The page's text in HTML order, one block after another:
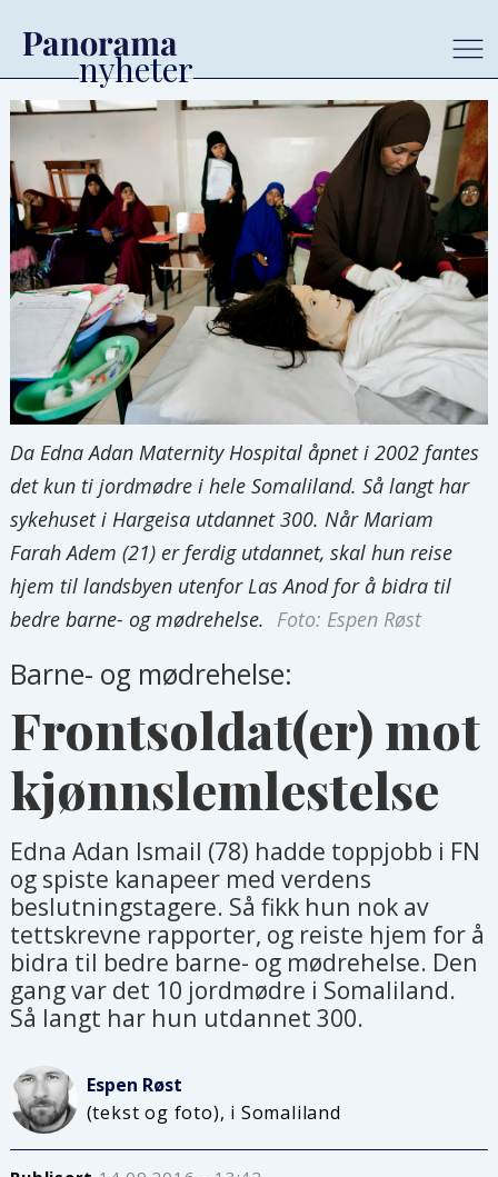
Da Edna Adan Maternity Hospital åpnet i 2002 fantes
det kun ti jordmødre i hele Somaliland. Så langt har
sykehuset i Hargeisa utdannet 300. Når Mariam
Farah Adem (21) er ferdig utdannet, skal hun reise
hjem til landsbyen utenfor Las Anod for å bidra til
bedre barne- og mødrehelse. Foto: Espen Røst
Barne- og mødrehelse:
Frontsoldat(er) mot
kjønnslemlestelse
Edna Adan Ismail (78) hadde toppjobb i FN
og spiste kanapeer med verdens
beslutningstagere. Så fikk hun nok av
tettskrevne rapporter, og reiste hjem for å
bidra til bedre barne- og mødrehelse. Den
gang var det 10 jordmødre i Somaliland.
Så langt har hun utdannet 300.
Espen Røst
(tekst og foto), i Somaliland